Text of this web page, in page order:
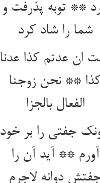
** توبه پذرفت و
شما را شاد کرد
ان عدتم کذا عدنا
** نحن زوجنا
الفعال بالجزا
جفتی را بر خود
آورم ** آید آن را
دوانه لاجرم